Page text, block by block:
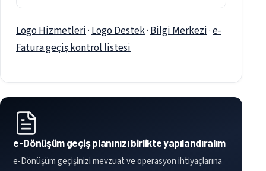
Logo Hizmetleri·Logo Destek·Bilgi Merkezi·e-
Fatura geçiş kontrol listesi
e-Dönüşüm geçiş planınızı birlikte yapılandıralım
e-Dönüşüm geçişinizi mevzuat ve operasyon ihtiyaçlarına